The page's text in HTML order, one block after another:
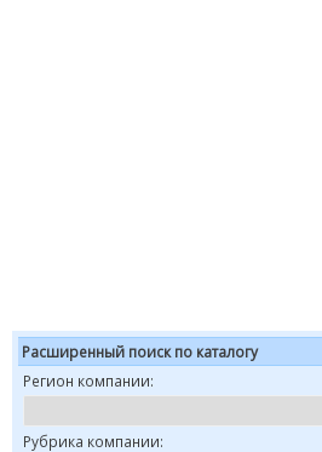
Расширенный поиск по каталогу
Регион компании:
Рубрика компании: